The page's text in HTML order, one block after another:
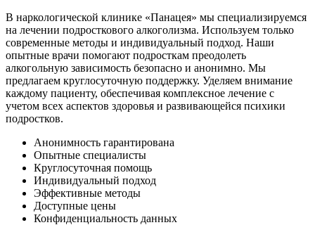
В наркологической клинике «Панацея» мы специализируемся
на лечении подросткового алкоголизма. Используем только
современные методы и индивидуальный подход. Наши
опытные врачи помогают подросткам преодолеть
алкогольную зависимость безопасно и анонимно. Мы
предлагаем круглосуточную поддержку. Уделяем внимание
каждому пациенту, обеспечивая комплексное лечение с
учетом всех аспектов здоровья и развивающейся психики
подростков.
Анонимность гарантирована
Опытные специалисты
Круглосуточная помощь
Индивидуальный подход
Эффективные методы
Доступные цены
Конфиденциальность данных